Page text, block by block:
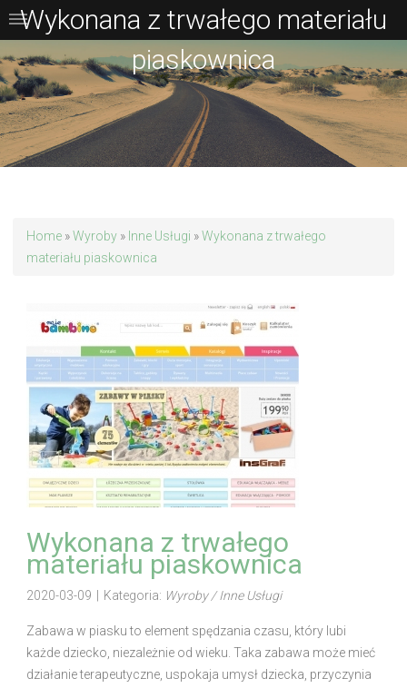
Home »Wyroby » Inne Usługi »Wykonana z trwałego
materiału piaskownica
Wykonana z trwałego
materiału piaskownica
2020-03-09 Kategoria: Wyroby / Inne Usługi
Zabawa w piasku to element spędzania czasu, który lubi
każde dziecko, niezależnie od wieku. Taka zabawa może mieć
działanie terapeutyczne, uspokaja umysł dziecka, przyczynia
Wykonana z trwałego materiału
piaskownica